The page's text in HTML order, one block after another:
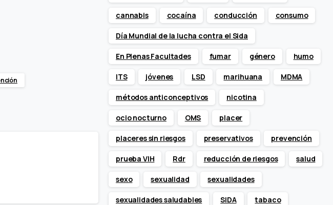
cannabis cocaína conducción consumo
Día Mundial de la lucha contra el Sida
En Plenas Facultades fumar género humo
ITS jóvenes LSD marihuana MDMA
métodos anticonceptivos nicotina
ocio nocturno OMS placer
placeres sin riesgos preservativos prevención
prueba VIH Rdr reducción de riesgos salud
sexo sexualidad sexualidades
sexualidades saludables SIDA tabaco